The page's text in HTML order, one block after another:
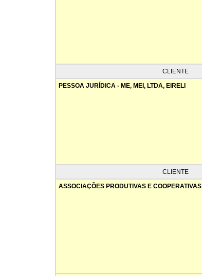
CLIENTE
PESSOA JURÍDICA - ME, MEI, LTDA, EIRELI
CLIENTE
ASSOCIAÇÕES PRODUTIVAS E COOPERATIVAS